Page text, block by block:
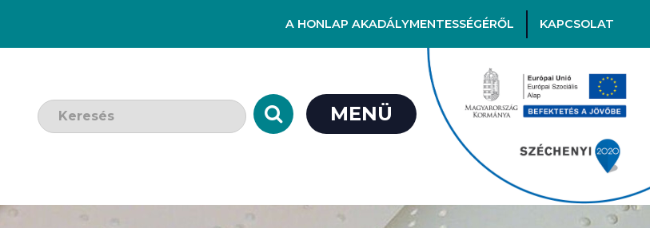
A HONLAP AKADÁLYMENTESSÉGÉRŐL KAPCSOLAT
Keresendő szó: MENÜ